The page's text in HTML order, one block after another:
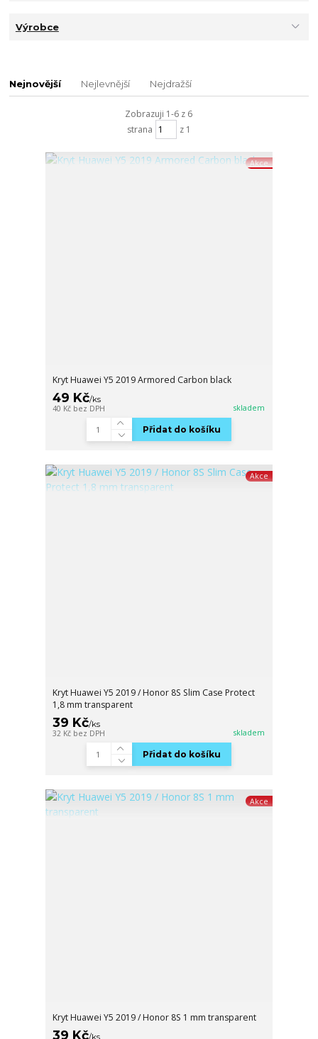
Výrobce
Nejnovější Nejlevnější Nejdražší
Zobrazuji 1-6 z 6
strana
z 1
Akce
Kryt Huawei Y5 2019 Armored Carbon black
49 Kč/ks
40 Kč bez DPH skladem
Přidat do košíku
Akce
Kryt Huawei Y5 2019 / Honor 8S Slim Case Protect
1,8 mm transparent
39 Kč/ks
32 Kč bez DPH skladem
Přidat do košíku
Akce
Kryt Huawei Y5 2019 / Honor 8S 1 mm transparent
39 Kč